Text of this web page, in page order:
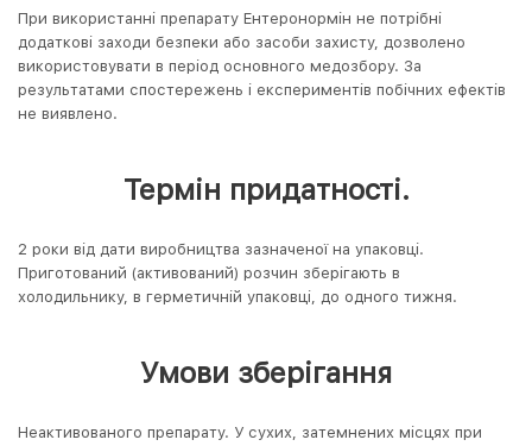
При використанні препарату Ентеронормін не потрібні
додаткові заходи безпеки або засоби захисту, дозволено
використовувати в період основного медозбору. За
результатами спостережень і експериментів побічних ефектів
не виявлено.
Термін придатності.
2 роки від дати виробництва зазначеної на упаковці.
Приготований (активований) розчин зберігають в
холодильнику, в герметичній упаковці, до одного тижня.
Умови зберігання
Неактивованого препарату. У сухих, затемнених місцях при